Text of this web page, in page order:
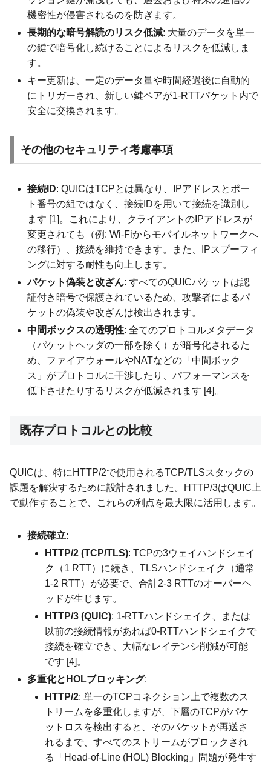
機密性が侵害されるのを防ぎます。
長期的な暗号解読のリスク低減: 大量のデータを単一
の鍵で暗号化し続けることによるリスクを低減しま
す。
キー更新は、一定のデータ量や時間経過後に自動的
にトリガーされ、新しい鍵ペアが1-RTTパケット内で
安全に交換されます。
その他のセキュリティ考慮事項
接続ID: QUICはTCPとは異なり、IPアドレスとポー
ト番号の組ではなく、接続IDを用いて接続を識別し
ます [1]。これにより、クライアントのIPアドレスが
変更されても（例: Wi-Fiからモバイルネットワークへ
の移行）、接続を維持できます。また、IPスプーフィ
ングに対する耐性も向上します。
パケット偽装と改ざん: すべてのQUICパケットは認
証付き暗号で保護されているため、攻撃者によるパ
ケットの偽装や改ざんは検出されます。
中間ボックスの透明性: 全てのプロトコルメタデータ
（パケットヘッダの一部を除く）が暗号化されるた
め、ファイアウォールやNATなどの「中間ボック
ス」がプロトコルに干渉したり、パフォーマンスを
低下させたりするリスクが低減されます [4]。
既存プロトコルとの比較
QUICは、特にHTTP/2で使用されるTCP/TLSスタックの
課題を解決するために設計されました。HTTP/3はQUIC上
で動作することで、これらの利点を最大限に活用します。
接続確立:
HTTP/2 (TCP/TLS): TCPの3ウェイハンドシェイ
ク（1 RTT）に続き、TLSハンドシェイク（通常
1-2 RTT）が必要で、合計2-3 RTTのオーバーヘ
ッドが生じます。
HTTP/3 (QUIC): 1-RTTハンドシェイク、または
以前の接続情報があれば0-RTTハンドシェイクで
接続を確立でき、大幅なレイテンシ削減が可能
です [4]。
多重化とHOLブロッキング:
HTTP/2: 単一のTCPコネクション上で複数のス
トリームを多重化しますが、下層のTCPがパケ
ットロスを検出すると、そのパケットが再送さ
れるまで、すべてのストリームがブロックされ
る「Head-of-Line (HOL) Blocking」問題が発生す